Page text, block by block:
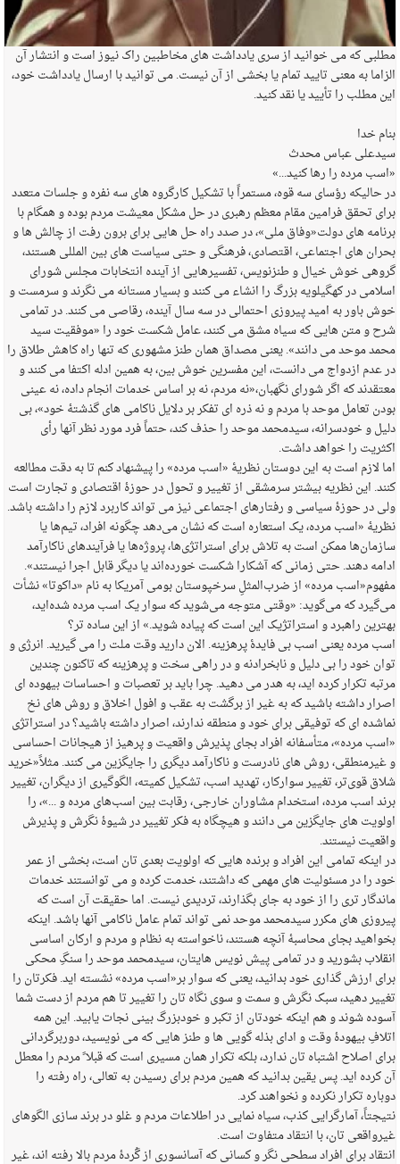
مطلبی که می خوانید از سری یادداشت های مخاطبین راک نیوز است و انتشار آن
الزاما به معنی تایید تمام یا بخشی از آن نیست. می توانید با ارسال یادداشت خود،
این مطلب را تأیید یا نقد کنید.
بنام خدا
سیدعلی عباس محدث
«اسب مرده را رها کنید...»
در حالیکه رؤسای سه قوه، مستمراً با تشکیل کارگروه های سه نفره و جلسات متعدد
برای تحقق فرامین مقام معظم رهبری در حل مشکل معیشت مردم بوده و همگام با
برنامه های دولت«وفاق ملی»، در صدد راه حل هایی برای برون رفت از چالش ها و
بحران های اجتماعی، اقتصادی، فرهنگی و حتی سیاست های بین المللی هستند،
گروهی خوش خیال و طنزنویس، تفسیرهایی از آینده انتخابات مجلس شورای
اسلامی در کهگیلویه بزرگ را انشاء می کنند و بسیار مستانه می نگرند و سرمست و
خوش باور به امید پیروزی احتمالی در سه سال آینده، رقاصی می کنند. در تمامی
شرح و متن هایی که سیاه مشق می کنند، عامل شکست خود را «موفقیت سید
محمد موحد می دانند». یعنی مصداق همان طنز مشهوری که تنها راه کاهش طلاق را
در عدم ازدواج می دانست، این مفسرین خوش بین، به همین ادله اکتفا می کنند و
معتقدند که اگر شورای نگهبان،«نه مردم، نه بر اساس خدمات انجام داده، نه عینی
بودن تعامل موحد با مردم و نه ذره ای تفکر بر دلایل ناکامی های گذشتهٔ خود»، بی
دلیل و خودسرانه، سیدمحمد موحد را حذف کند، حتماً فرد مورد نظر آنها رأی
اکثریت را خواهد داشت.
اما لازم است به این دوستان نظریۀ «اسب مرده» را پیشنهاد کنم تا به دقت مطالعه
کنند. این نظریه بیشتر سرمشقی از تغییر و تحول در حوزهٔ اقتصادی و تجارت است
ولی در حوزهٔ سیاسی و رفتارهای اجتماعی نیز می تواند کاربرد لازم را داشته باشد.
نظریهٔ «اسب مرده، یک استعاره است که نشان می‌دهد چگونه افراد، تیم‌ها یا
سازمان‌ها ممکن است به تلاش برای استراتژی‌ها، پروژه‌ها یا فرآیندهای ناکارآمد
ادامه دهند. حتی زمانی که آشکارا شکست خورده‌اند یا دیگر قابل اجرا نیستند».
مفهوم«اسب مرده» از ضرب‌المثلِ سرخپوستان بومی آمریکا به نام «داکوتا» نشأت
می‌گیرد که می‌گوید: «وقتی متوجه می‌شوید که سوار یک اسب مرده شده‌اید،
بهترین راهبرد و استراتژیک این است که پیاده شوید.» از این ساده تر؟
اسب مرده یعنی اسب بی فایدۀ پرهزینه. الان دارید وقت ملت را می گیرید. انرژی و
توان خود را بی دلیل و نابخرادنه و در راهی سخت و پرهزینه که تاکنون چندین
مرتبه تکرار کرده اید، به هدر می دهید. چرا باید بر تعصبات و احساسات بیهوده ای
اصرار داشته باشید که به غیر از برگشت به عقب و افول اخلاق و روش های نخ
نماشده ای که توفیقی برای خود و منطقه ندارند، اصرار داشته باشید؟ در استراتژی
«اسب مرده»، متأسفانه افراد بجای پذیرش واقعیت و پرهیز از هیجانات احساسی
و غیرمنطقی، روش های نادرست و ناکارآمد دیگری را جایگزین می کنند. مثلاً«خرید
شلاق قوی‌تر، تغییر سوارکار، تهدید اسب، تشکیل کمیته، الگوگیری از دیگران، تغییر
برند اسب مرده، استخدام مشاوران خارجی، رقابت بین اسب‌های مرده و ...»، را
اولویت های جایگزین می دانند و هیچگاه به فکر تغییر در شیوهٔ نگرش و پذیرش
واقعیت نیستند.
در اینکه تمامی این افراد و برنده هایی که اولویت بعدی تان است، بخشی از عمر
خود را در مسئولیت های مهمی که داشتند، خدمت کرده و می توانستند خدمات
ماندگار تری را از خود به جای بگذارند، تردیدی نیست. اما حقیقت آن است که
پیروزی های مکرر سیدمحمد موحد نمی تواند تمام عامل ناکامی آنها باشد. اینکه
بخواهید بجای محاسبهٔ آنچه هستند، ناخواسته به نظام و مردم و ارکان اساسی
انقلاب بشورید و در تمامی پیش نویس هایتان، سیدمحمد موحد را سنگِ محکی
برای ارزش گذاری خود بدانید، یعنی که سوار بر«اسب مرده» نشسته اید. فکرتان را
تغییر دهید، سبک نگرش و سمت و سوی نگاه تان را تغییر تا هم مردم از دست شما
آسوده شوند و هم اینکه خودتان از تکبر و خودبزرگ بینی نجات یابید. این همه
اتلافِ بیهودهٔ وقت و ادای بذله گویی ها و طنز هایی که می نویسید، دوربرگردانی
برای اصلاح اشتباه تان ندارد، بلکه تکرار همان مسیری است که قبلا ً مردم را معطل
آن کرده اید. پس یقین بدانید که همین مردم برای رسیدن به تعالی، راه رفته را
دوباره تکرار نکرده و نخواهند کرد.
نتیجتاً، آمارگرایی کذب، سیاه نمایی در اطلاعات مردم و غلو در برند سازی الگوهای
غیرواقعی تان، با انتقاد متفاوت است.
انتقاد برای افراد سطحی نگر و کسانی که آسانسوری از گُردهٔ مردم بالا رفته اند، غیر